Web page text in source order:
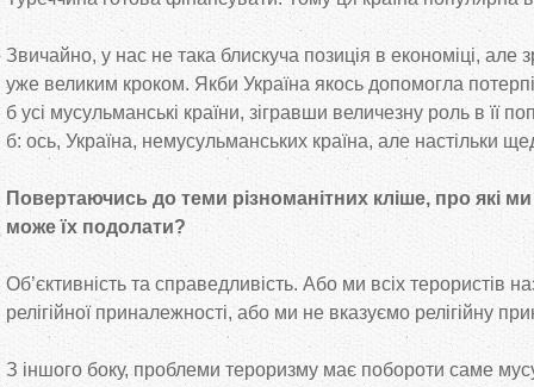
Звичайно, у нас не така блискуча позиція в економіці, але
уже великим кроком. Якби Україна якось допомогла
б усі мусульманські країни, зігравши величезну роль в її
б: ось, Україна, немусульманських країна, але настільки
Повертаючись до теми різноманітних кліше, про які
може їх подолати?
Об’єктивність та справедливість. Або ми всіх терористів
релігійної приналежності, або ми не вказуємо релігійну
З іншого боку, проблеми тероризму має побороти саме